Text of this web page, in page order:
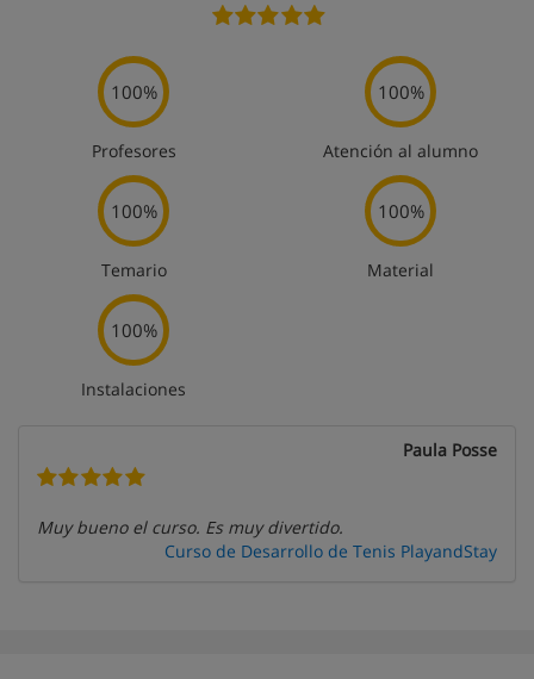
100%
Profesores
100%
Atención al alumno
100%
Temario
100%
Material
100%
Instalaciones
Paula Posse
Muy bueno el curso. Es muy divertido.
Curso de Desarrollo de Tenis PlayandStay